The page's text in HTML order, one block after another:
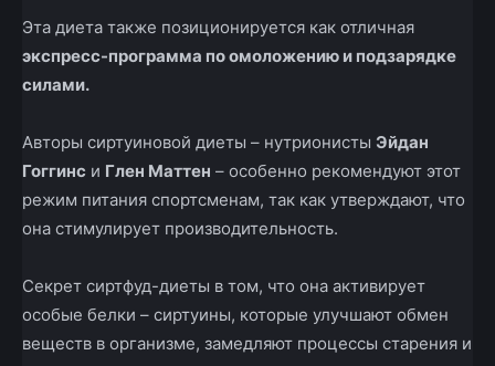
Эта диета также позиционируется как отличная
экспресс-программа по омоложению и подзарядке
силами.
Авторы сиртуиновой диеты – нутрионисты Эйдан
Гоггинс и Глен Маттен – особенно рекомендуют этот
режим питания спортсменам, так как утверждают, что
она стимулирует производительность.
Секрет сиртфуд-диеты в том, что она активирует
особые белки – сиртуины, которые улучшают обмен
веществ в организме, замедляют процессы старения и